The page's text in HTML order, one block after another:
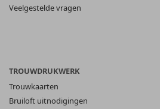
Veelgestelde vragen
TROUWDRUKWERK
Trouwkaarten
Bruiloft uitnodigingen